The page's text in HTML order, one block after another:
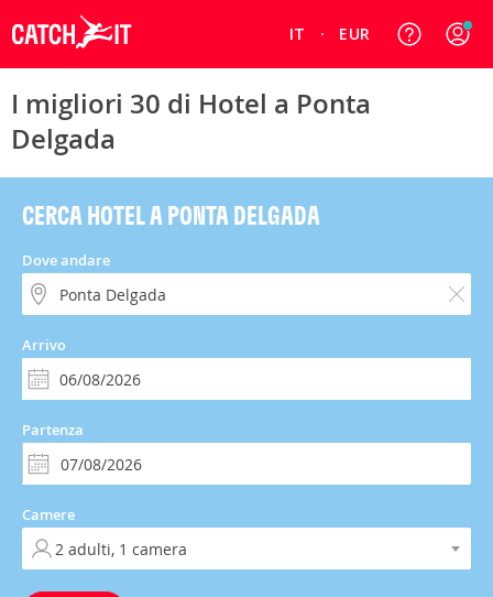
IT EUR
I migliori 30 di Hotel a Ponta
Delgada
CERCA HOTEL A PONTA DELGADA
Dove andare
Arrivo
Partenza
Camere